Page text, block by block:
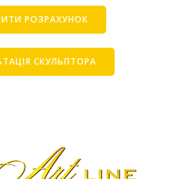
РОЗРАХУНОК
СКУЛЬПТОРА